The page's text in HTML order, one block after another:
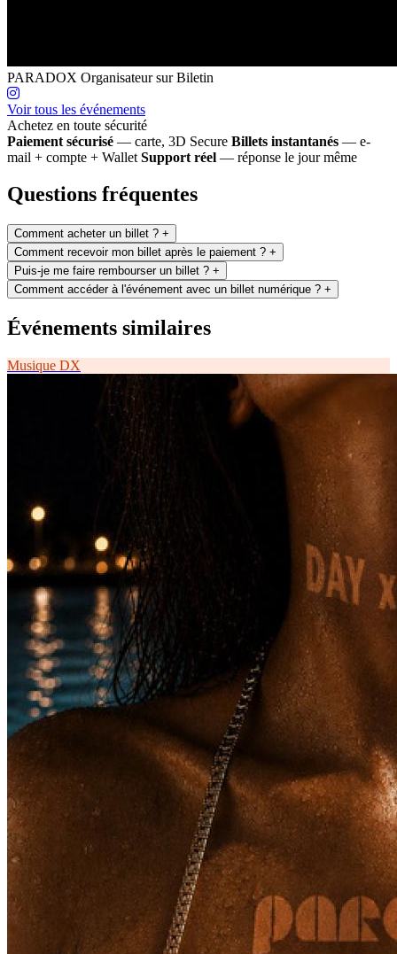
PARADOX Organisateur sur Biletin
Voir tous les événements
Achetez en toute sécurité
Paiement sécurisé — carte, 3D Secure Billets instantanés — e-
mail + compte + Wallet Support réel — réponse le jour même
Questions fréquentes
Comment acheter un billet ? +
Comment recevoir mon billet après le paiement ? +
Puis-je me faire rembourser un billet ? +
Comment accéder à l'événement avec un billet numérique ? +
Événements similaires
Musique DX